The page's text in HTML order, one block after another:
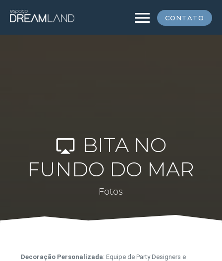
CONTATO
menu
airplay BITA NO
FUNDO DO MAR
Fotos
Decoração Personalizada: Equipe de Party Designers e